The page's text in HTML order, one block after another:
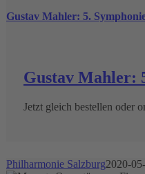
Gustav Mahler: 5.
Gustav Mahler:
Jetzt gleich bestellen oder
Philharmonie Salzburg2020-